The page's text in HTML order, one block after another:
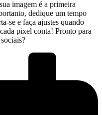
imagem⁢ é ​a⁢ primeira
dedique⁤ um tempo
se​ e faça ajustes quando
pixel conta! Pronto para